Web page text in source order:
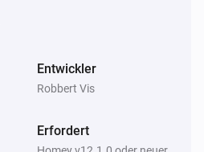
Entwickler
Robbert Vis
Erfordert